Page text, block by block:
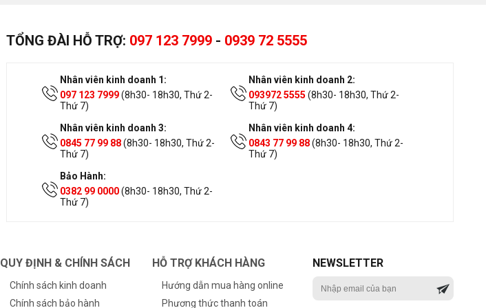
TỔNG ĐÀI HỖ TRỢ: 097 123 7999 - 0939 72 5555
Nhân viên kinh doanh 1:
097 123 7999(8h30- 18h30, Thứ 2-
Thứ 7)
Nhân viên kinh doanh 2:
093972 5555 (8h30- 18h30, Thứ 2-
Thứ 7)
Nhân viên kinh doanh 3:
0845 77 99 88(8h30- 18h30, Thứ 2-
Thứ 7)
Nhân viên kinh doanh 4:
0843 77 99 88(8h30- 18h30, Thứ 2-
Thứ 7)
Bảo Hành:
0382 99 0000(8h30- 18h30, Thứ 2-
Thứ 7)
QUY ĐỊNH & CHÍNH SÁCH
Chính sách kinh doanh
Chính sách bảo hành
HỖ TRỢ KHÁCH HÀNG
Hướng dẫn mua hàng online
Phương thức thanh toán
NEWSLETTER